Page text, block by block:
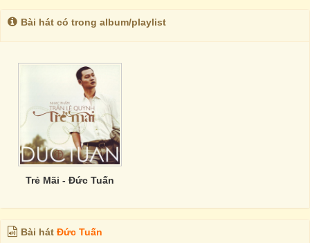
Bài hát có trong album/playlist
Trẻ Mãi - Đức Tuấn
Bài hát Đức Tuấn